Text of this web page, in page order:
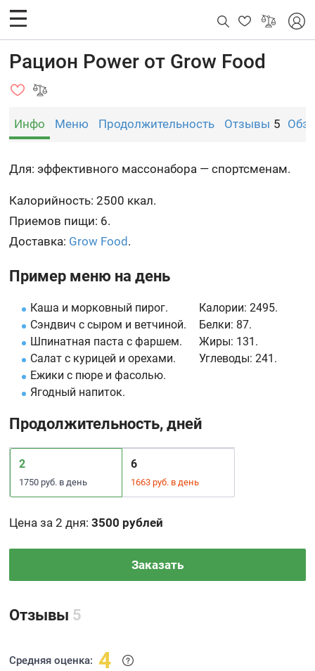
Рацион Power от Grow Food
Инфо Меню Продолжительность Отзывы 5
Для: эффективного массонабора — спортсменам.
Калорийность: 2500 ккал.
Приемов пищи: 6.
Доставка: Grow Food .
Пример меню на день
Каша и морковный пирог.
Сэндвич с сыром и ветчиной.
Шпинатная паста с фаршем.
Салат с курицей и орехами.
Ежики с пюре и фасолью.
Ягодный напиток.
Калории: 2495.
Белки: 87.
Жиры: 131.
Углеводы: 241.
Продолжительность, дней
2
1750 руб. в день
6
1663 руб. в день
Цена за 2 дня:3500 рублей
Заказать
Отзывы 5
Средняя оценка: 4